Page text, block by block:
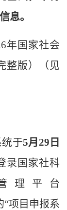
息。
6年国家社会
整版）（见
于5月29日
录国家社科
理平台
“项目申报系